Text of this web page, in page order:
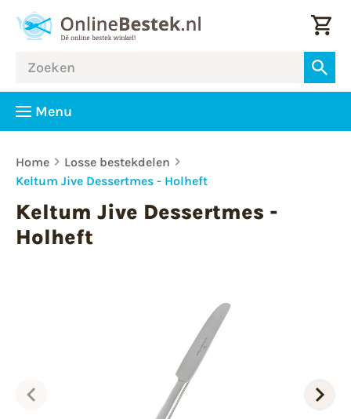
Menu
Home
Losse bestekdelen
Keltum Jive Dessertmes - Holheft
Keltum Jive Dessertmes -
Holheft